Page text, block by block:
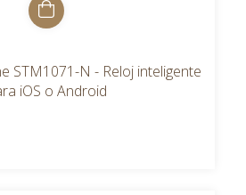
STM1071-N - Reloj inteligente
iOS o Android